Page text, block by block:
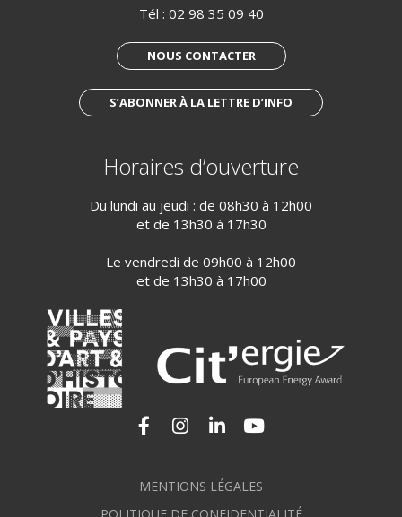
Tél : 02 98 35 09 40
NOUS CONTACTER
S’ABONNER À LA LETTRE D’INFO
Horaires d’ouverture
Du lundi au jeudi : de 08h30 à 12h00
et de 13h30 à 17h30
Le vendredi de 09h00 à 12h00
et de 13h30 à 17h00
Lien vers le compte Facebook
Lien vers le compte Instagram
Lien vers le compte
MENTIONS LÉGALES